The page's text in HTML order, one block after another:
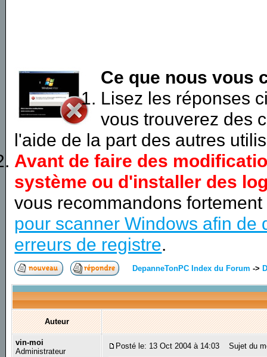
Ce que nous vous
Lisez les réponses
vous trouverez des
l'aide de la part des autres
Avant de faire des
système ou d'installer des
vous recommandons
pour scanner Windows afin de
erreurs de registre.
DepanneTonPC Index du Forum ->
Auteur
vin-moi
Administrateur
Posté le: 13 Oct 2004 à 14:03 Sujet du